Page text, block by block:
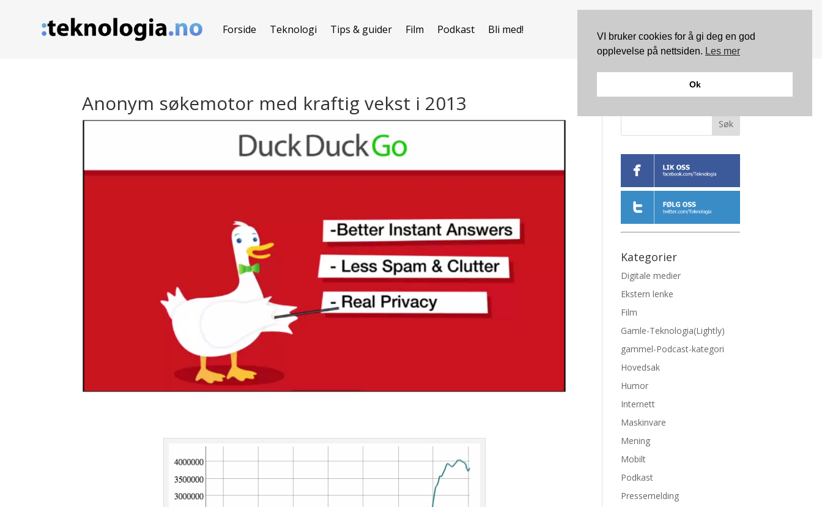
Forside Teknologi Tips & guider Film Podkast Bli med!
Anonym søkemotor med kraftig vekst i 2013 Søk
Kategorier
Digitale medier
Ekstern lenke
Film
Gamle-Teknologia(Lightly)
gammel-Podcast-kategori
Hovedsak
Humor
Internett
Maskinvare
Mening
Mobilt
Podkast
Pressemelding
VI bruker cookies for å gi deg en god
opplevelse på nettsiden. Les mer
Ok